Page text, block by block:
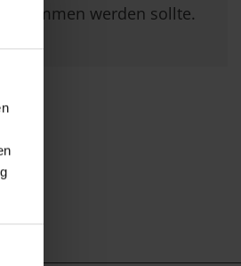
genommen werden sollte.